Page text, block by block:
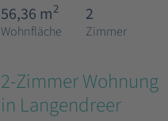
56,36 m2
Wohnfläche
2
Zimmer
2-Zimmer Wohnung
in Langendreer